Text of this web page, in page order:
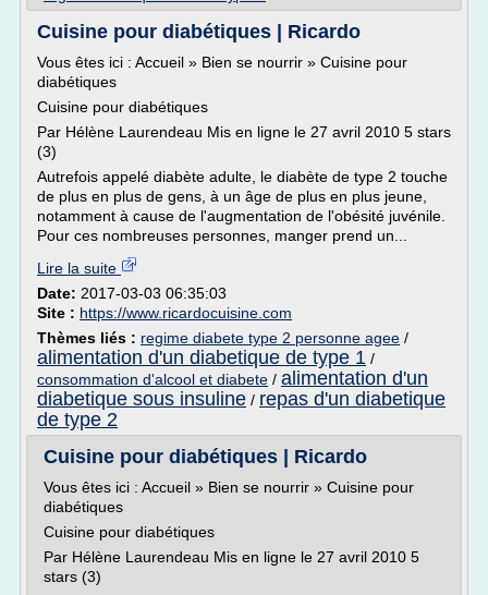
Cuisine pour diabétiques | Ricardo
Vous êtes ici : Accueil » Bien se nourrir » Cuisine pour
diabétiques
Cuisine pour diabétiques
Par Hélène Laurendeau Mis en ligne le 27 avril 2010 5 stars
(3)
Autrefois appelé diabète adulte, le diabète de type 2 touche
de plus en plus de gens, à un âge de plus en plus jeune,
notamment à cause de l'augmentation de l'obésité juvénile.
Pour ces nombreuses personnes, manger prend un...
Lire la suite
Date: 2017-03-03 06:35:03
Site : https://www.ricardocuisine.com
Thèmes liés : regime diabete type 2 personne agee /
alimentation d'un diabetique de type 1 /
consommation d'alcool et diabete / alimentation d'un
diabetique sous insuline / repas d'un diabetique
de type 2
Cuisine pour diabétiques | Ricardo
Vous êtes ici : Accueil » Bien se nourrir » Cuisine pour
diabétiques
Cuisine pour diabétiques
Par Hélène Laurendeau Mis en ligne le 27 avril 2010 5
stars (3)